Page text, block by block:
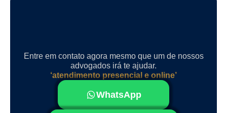
Entre em contato agora mesmo que um de nossos
advogados irá te ajudar.
‘atendimento presencial e online’
WhatsApp